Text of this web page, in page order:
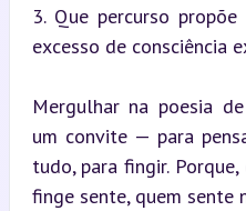
3. Que percurso
excesso de consciência
Mergulhar na poesia
um convite — para
tudo, para fingir.
finge sente, quem sente